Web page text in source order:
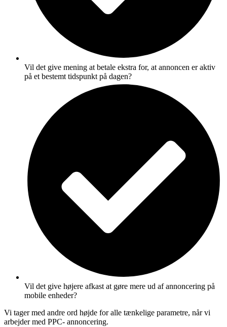
Vil det give mening at betale ekstra for, at annoncen er aktiv
på et bestemt tidspunkt på dagen?
Vil det give højere afkast at gøre mere ud af annoncering på
mobile enheder?
Vi tager med andre ord højde for alle tænkelige parametre, når vi
arbejder med PPC- annoncering.